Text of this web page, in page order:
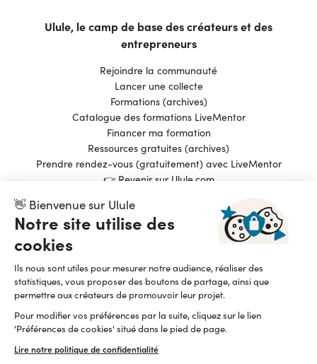
👋 Bienvenue sur Ulule
Notre site utilise des
cookies
Ils nous sont utiles pour mesurer notre audience, réaliser des
statistiques, vous proposer des boutons de partage, ainsi que
permettre aux créateurs de promouvoir leur projet.
Pour modifier vos préférences par la suite, cliquez sur le lien
'Préférences de cookies' situé dans le pied de page.
Lire notre politique de confidentialité
Ulule, le camp de base des créateurs et des
entrepreneurs
Rejoindre la communauté
Lancer une collecte
Formations (archives)
Catalogue des formations LiveMentor
Financer ma formation
Ressources gratuites (archives)
Prendre rendez-vous (gratuitement) avec LiveMentor
👉 Revenir sur Ulule.com
Pionnier du financement participatif et de l’impact
positif, Ulule est une entreprise fièrement B Corp
Lire notre manifeste